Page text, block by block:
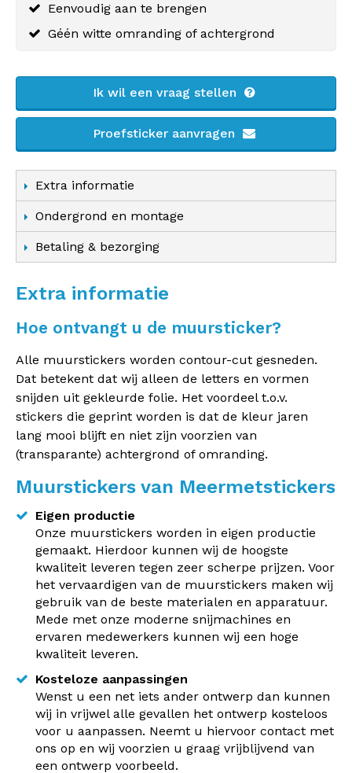
Eenvoudig aan te brengen
Géén witte omranding of achtergrond
Ik wil een vraag stellen
Proefsticker aanvragen
Extra informatie
Ondergrond en montage
Betaling & bezorging
Extra informatie
Hoe ontvangt u de muursticker?
Alle muurstickers worden contour-cut gesneden.
Dat betekent dat wij alleen de letters en vormen
snijden uit gekleurde folie. Het voordeel t.o.v.
stickers die geprint worden is dat de kleur jaren
lang mooi blijft en niet zijn voorzien van
(transparante) achtergrond of omranding.
Muurstickers van Meermetstickers
Eigen productie
Onze muurstickers worden in eigen productie
gemaakt. Hierdoor kunnen wij de hoogste
kwaliteit leveren tegen zeer scherpe prijzen. Voor
het vervaardigen van de muurstickers maken wij
gebruik van de beste materialen en apparatuur.
Mede met onze moderne snijmachines en
ervaren medewerkers kunnen wij een hoge
kwaliteit leveren.
Kosteloze aanpassingen
Wenst u een net iets ander ontwerp dan kunnen
wij in vrijwel alle gevallen het ontwerp kosteloos
voor u aanpassen. Neemt u hiervoor contact met
ons op en wij voorzien u graag vrijblijvend van
een ontwerp voorbeeld.